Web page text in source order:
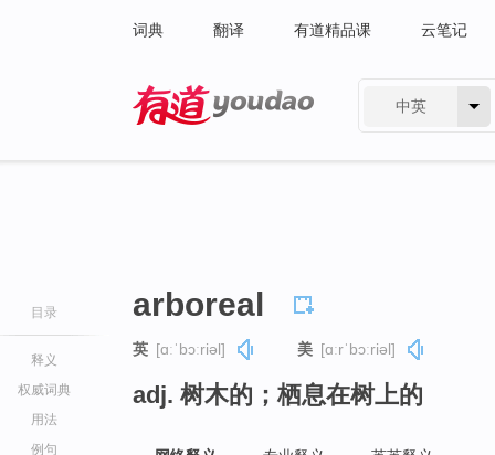
词典 翻译 有道精品课 云笔记
中英
目录
释义
权威词典
用法
例句
arboreal
英 [ɑːˈbɔːriəl] 美 [ɑːrˈbɔːriəl]
adj. 树木的；栖息在树上的